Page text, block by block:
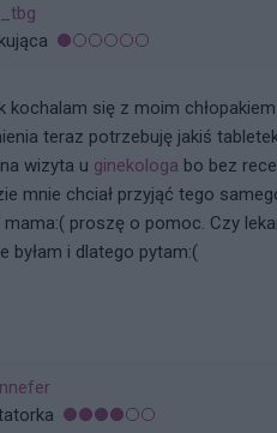
kochalam się z moim
teraz potrzebuję jakiś
wizyta u ginekologa bo bez
mnie chciał przyjąć tego
proszę o pomoc. Czy
byłam i dlatego pytam:(